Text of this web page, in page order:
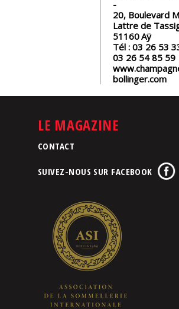
20, Boulevard
Lattre de
51160Aÿ
Tél : 03 26 53
03 26 54 85 59
bollinger.com
LE MAGAZINE
CONTACT
SUIVEZ-NOUS SUR FACEBOOK